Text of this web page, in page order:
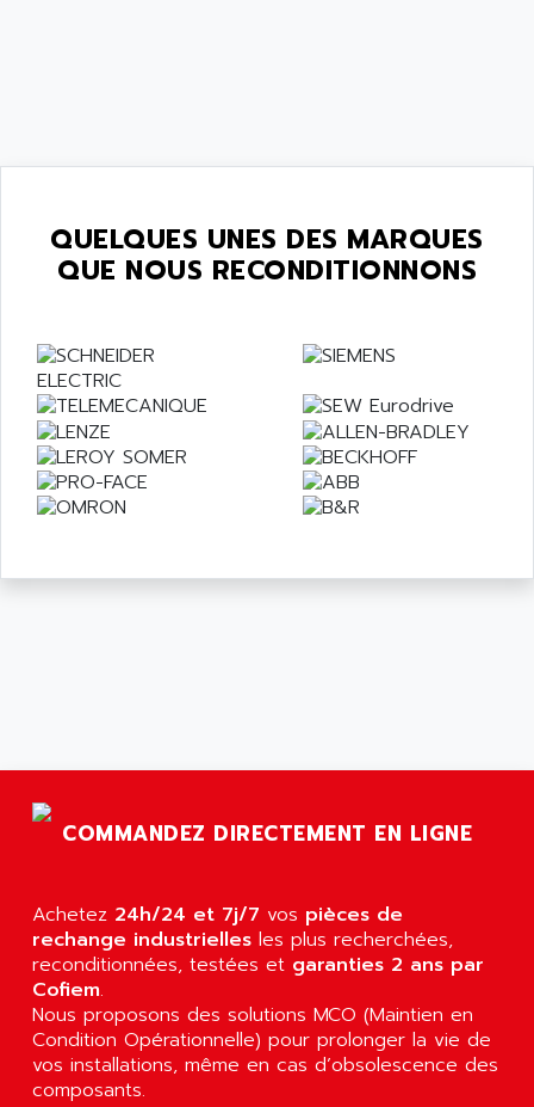
QUELQUES UNES DES MARQUES
QUE NOUS RECONDITIONNONS
COMMANDEZ DIRECTEMENT EN LIGNE
Achetez 24h/24 et 7j/7 vos pièces de
rechange industrielles les plus recherchées,
reconditionnées, testées et garanties 2 ans par
Cofiem.
Nous proposons des solutions MCO (Maintien en
Condition Opérationnelle) pour prolonger la vie de
vos installations, même en cas d’obsolescence des
composants.